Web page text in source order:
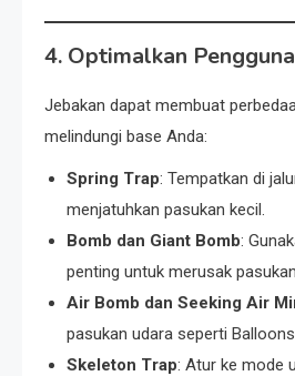
4. Optimalkan
Jebakan dapat membuat
melindungi base Anda:
Spring Trap: Tempatkan di
menjatuhkan pasukan kecil.
Bomb dan Giant Bomb:
penting untuk merusak
Air Bomb dan Seeking Air
pasukan udara seperti
Skeleton Trap: Atur ke mode